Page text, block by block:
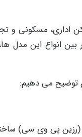
اداری، مسکونی و
در بین انواع این
توضیح می دهیم:
پی وی سی)